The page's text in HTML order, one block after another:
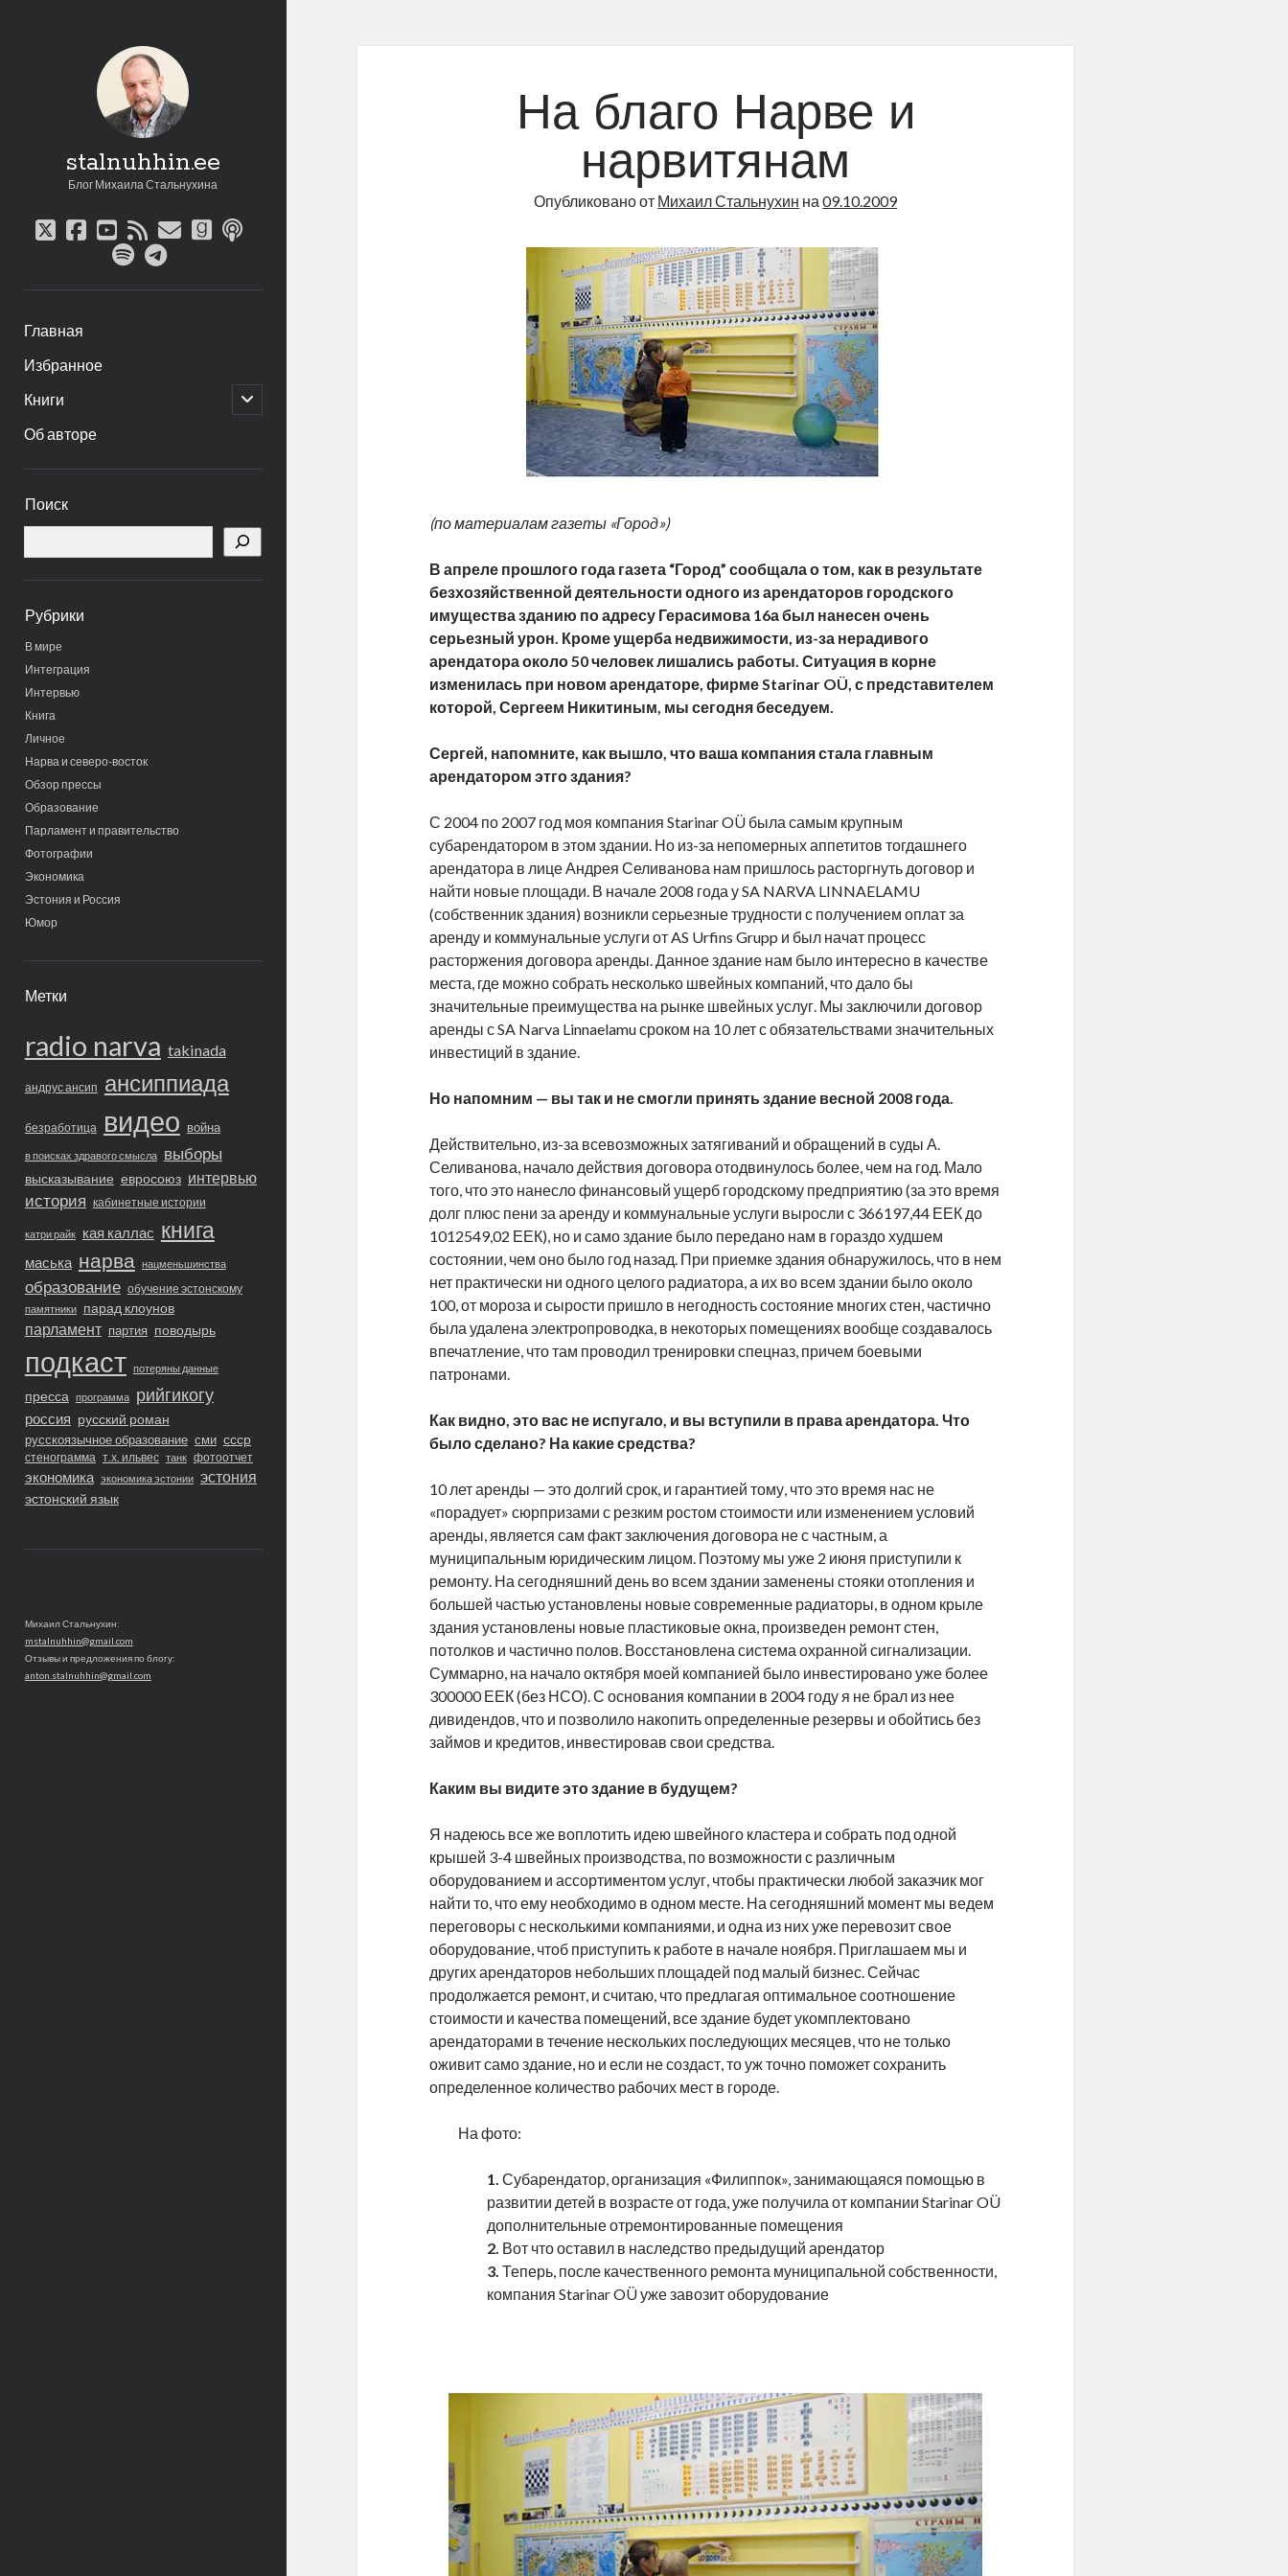
stalnuhhin.ee
Блог Михаила Стальнухина
twitter
facebook
youtube
rssemailgoodreads
podcast
spotifytelegram
Главная
Избранное
Книги
открыть
дочернее
Об авторе
панель
Поиск
Рубрики
В мире
Интеграция
Интервью
Книга
Личное
Нарва и северо-восток
Обзор прессы
Образование
Парламент и правительство
Фотографии
Экономика
Эстония и Россия
Юмор
Метки
radio narva takinada
андрус ансип ансиппиада
безработица видео война
в поисках здравого смысла выборы
высказывание евросоюз интервью
история кабинетные истории
катри райк кая каллас книга
маська нарва нацменьшинства
образование обучение эстонскому
памятники парад клоунов
парламент партия поводырь
подкаст потеряны данные
пресса программа рийгикогу
россия русский роман
русскоязычное образование сми ссср
стенограмма т.х. ильвес танк фотоотчет
экономика экономика эстонии эстония
эстонский язык
Михаил Стальнухин:
mstalnuhhin@gmail.com
Отзывы и предложения по блогу:
anton.stalnuhhin@gmail.com
На благо Нарве и
нарвитянам
Опубликовано от Михаил Стальнухин на09.10.2009
(по материалам газеты «Город»)
В апреле прошлого года газета “Город” сообщала о том, как в результате
безхозяйственной деятельности одного из арендаторов городского
имущества зданию по адресу Герасимова 16а был нанесен очень
серьезный урон. Кроме ущерба недвижимости, из-за нерадивого
арендатора около 50 человек лишались работы. Ситуация в корне
изменилась при новом арендаторе, фирме Starinar OÜ, с представителем
которой, Сергеем Никитиным, мы сегодня беседуем.
Сергей, напомните, как вышло, что ваша компания стала главным
арендатором этго здания?
С 2004 по 2007 год моя компания Starinar OÜ была самым крупным
субарендатором в этом здании. Но из-за непомерных аппетитов тогдашнего
арендатора в лице Андрея Селиванова нам пришлось расторгнуть договор и
найти новые площади. В начале 2008 года у SA NARVA LINNAELAMU
(собственник здания) возникли серьезные трудности с получением оплат за
аренду и коммунальные услуги от AS Urfins Grupp и был начат процесс
расторжения договора аренды. Данное здание нам было интересно в качестве
места, где можно собрать несколько швейных компаний, что дало бы
значительные преимущества на рынке швейных услуг. Мы заключили договор
аренды с SA Narva Linnaelamu сроком на 10 лет с обязательствами значительных
инвестиций в здание.
Но напомним — вы так и не смогли принять здание весной 2008 года.
Действительно, из-за всевозможных затягиваний и обращений в суды А.
Селиванова, начало действия договора отодвинулось более, чем на год. Мало
того, что это нанесло финансовый ущерб городскому предприятию (за это время
долг плюс пени за аренду и коммунальные услуги выросли с 366197,44 ЕЕК до
1012549,02 ЕЕК), но и само здание было передано нам в гораздо худшем
состоянии, чем оно было год назад. При приемке здания обнаружилось, что в нем
нет практически ни одного целого радиатора, а их во всем здании было около
100, от мороза и сырости пришло в негодность состояние многих стен, частично
была удалена электропроводка, в некоторых помещениях вообще создавалось
впечатление, что там проводил тренировки спецназ, причем боевыми
патронами.
Как видно, это вас не испугало, и вы вступили в права арендатора. Что
было сделано? На какие средства?
10 лет аренды — это долгий срок, и гарантией тому, что это время нас не
«порадует» сюрпризами с резким ростом стоимости или изменением условий
аренды, является сам факт заключения договора не с частным, а
муниципальным юридическим лицом. Поэтому мы уже 2 июня приступили к
ремонту. На сегодняшний день во всем здании заменены стояки отопления и
большей частью установлены новые современные радиаторы, в одном крыле
здания установлены новые пластиковые окна, произведен ремонт стен,
потолков и частично полов. Восстановлена система охранной сигнализации.
Суммарно, на начало октября моей компанией было инвестировано уже более
300000 ЕЕК (без НСО). С основания компании в 2004 году я не брал из нее
дивидендов, что и позволило накопить определенные резервы и обойтись без
займов и кредитов, инвестировав свои средства.
Каким вы видите это здание в будущем?
Я надеюсь все же воплотить идею швейного кластера и собрать под одной
крышей 3-4 швейных производства, по возможности с различным
оборудованием и ассортиментом услуг, чтобы практически любой заказчик мог
найти то, что ему необходимо в одном месте. На сегодняшний момент мы ведем
переговоры с несколькими компаниями, и одна из них уже перевозит свое
оборудование, чтоб приступить к работе в начале ноября. Приглашаем мы и
других арендаторов небольших площадей под малый бизнес. Сейчас
продолжается ремонт, и считаю, что предлагая оптимальное соотношение
стоимости и качества помещений, все здание будет укомплектовано
арендаторами в течение нескольких последующих месяцев, что не только
оживит само здание, но и если не создаст, то уж точно поможет сохранить
определенное количество рабочих мест в городе.
На фото:
1.Субарендатор, организация «Филиппок», занимающаяся помощью в
развитии детей в возрасте от года, уже получила от компании Starinar OÜ
дополнительные отремонтированные помещения
2. Вот что оставил в наследство предыдущий арендатор
3.Теперь, после качественного ремонта муниципальной собственности,
компания Starinar OÜ уже завозит оборудование